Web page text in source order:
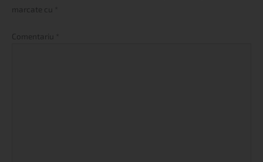
marcate cu
Comentariu